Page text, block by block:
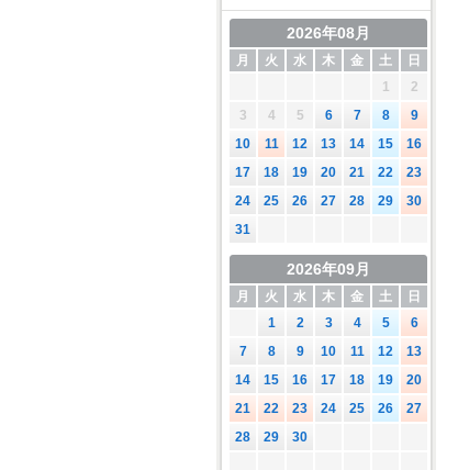
2026年08月
月 火 水 木 金 土
日
1
2
3
4 5 6 7 8
9
10
11 12 13 14 15
16
17
18 19 20 21 22
23
24
25 26 27 28 29
30
31
2026年09月
月 火 水 木 金 土
日
1
2 3 4 5
6
7
8 9 10 11 12
13
14
15 16 17 18 19
20
21
22 23 24 25 26
27
28
29 30